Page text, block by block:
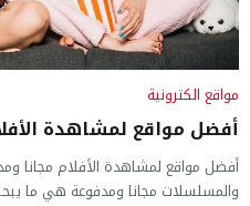
مواقع الكترونية
أفضل مواقع لمشاهدة الأفلام
أفضل مواقع لمشاهدة الأفلام مجانا
والمسلسلات مجانا ومدفوعة هي ما